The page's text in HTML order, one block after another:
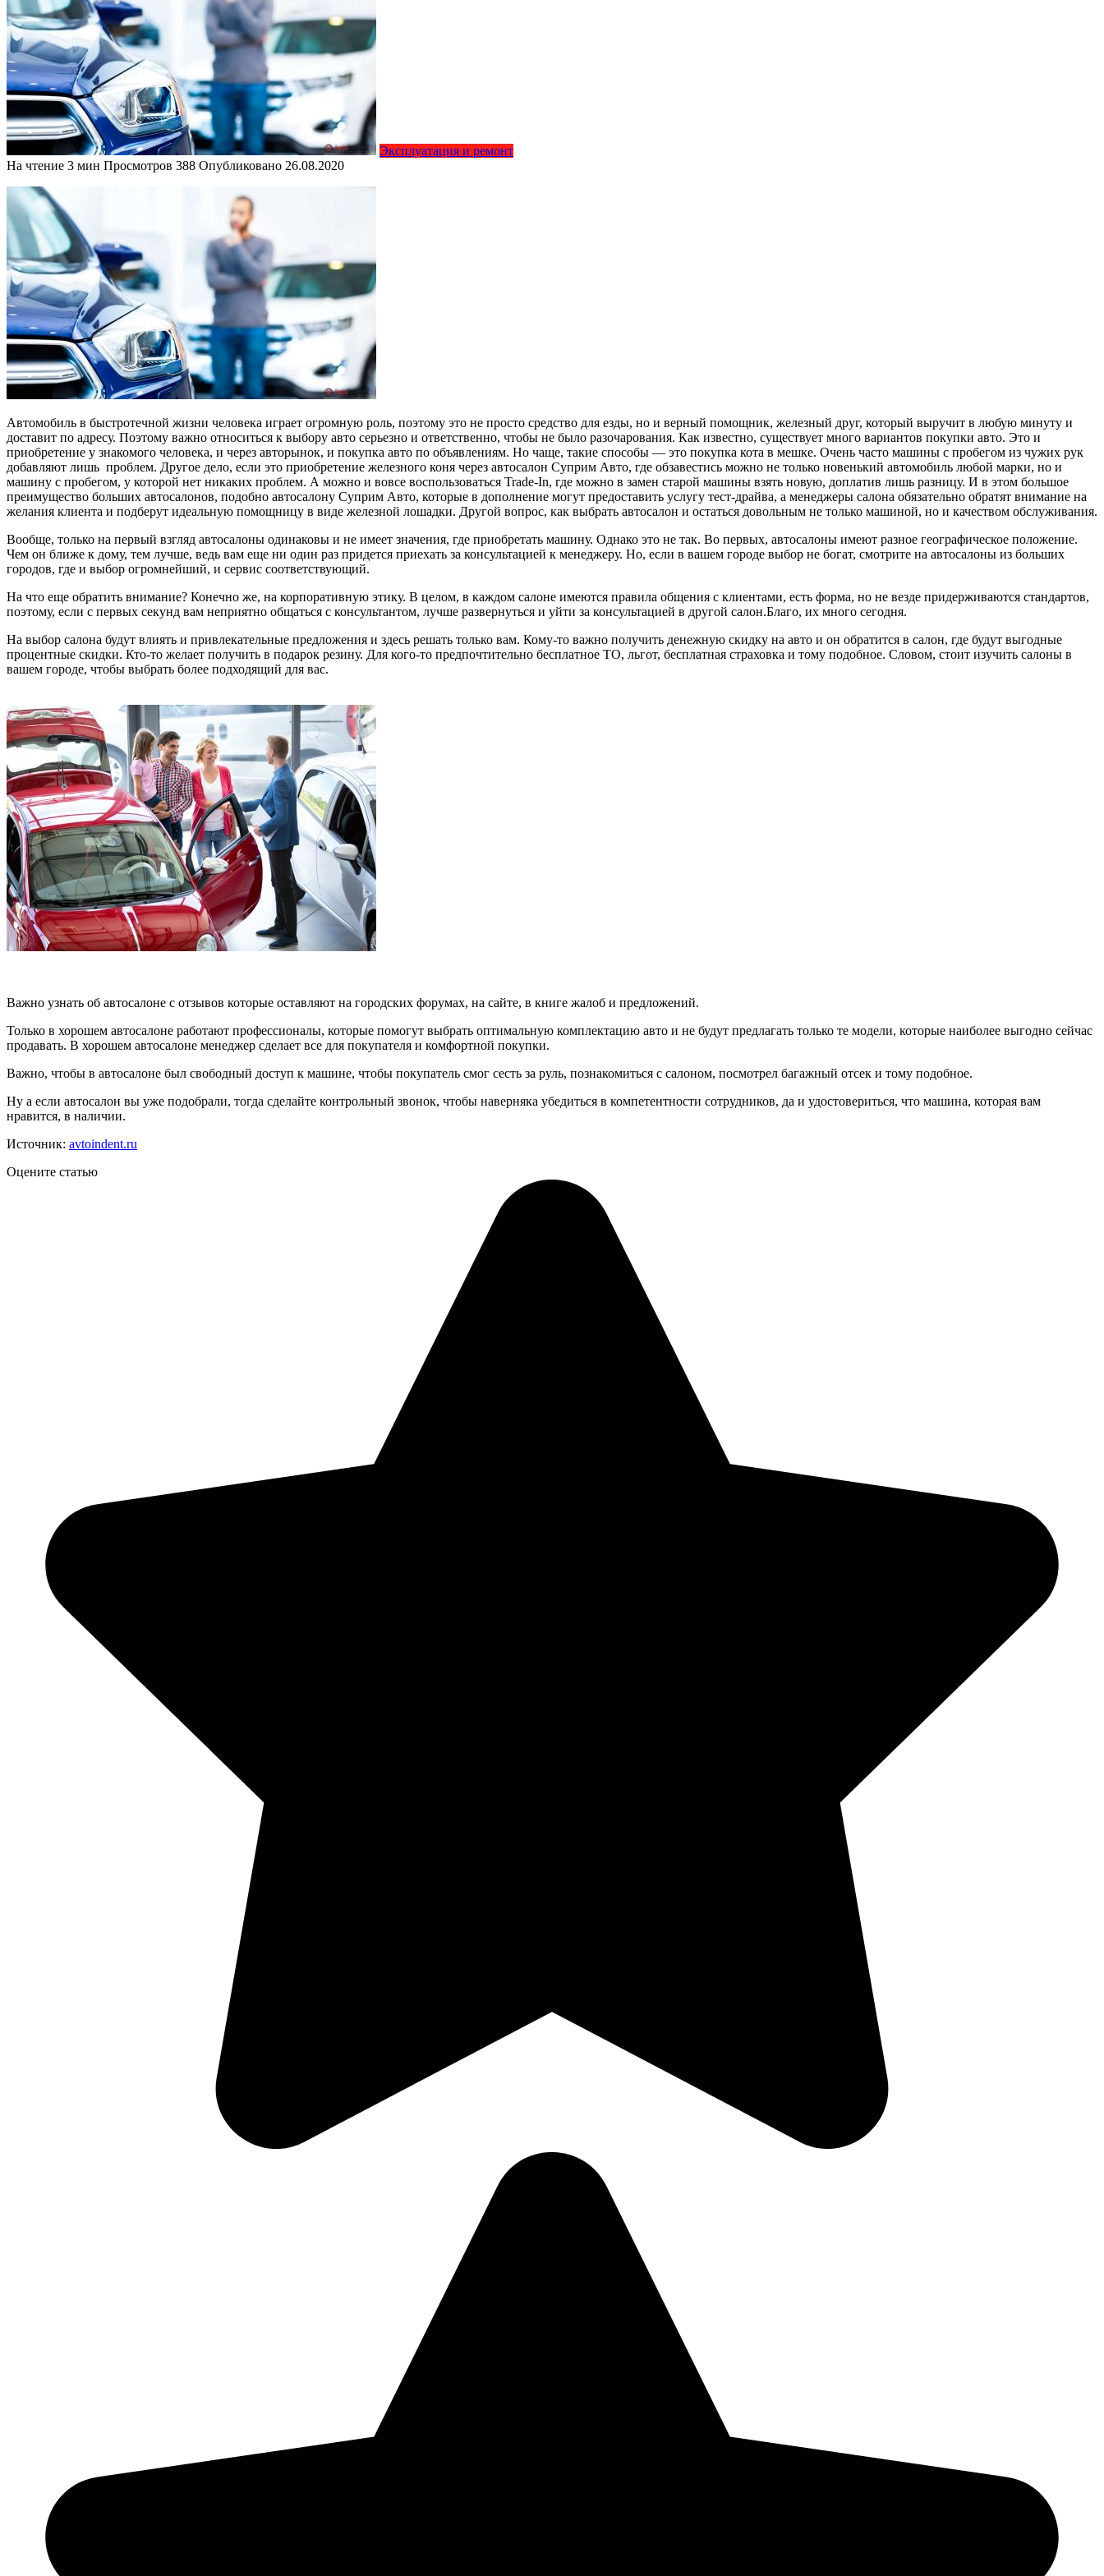
Эксплуатация и ремонт
На чтение 3 мин Просмотров 388 Опубликовано 26.08.2020
Автомобиль в быстротечной жизни человека играет огромную роль, поэтому это не просто средство для езды, но и верный помощник, железный друг, который выручит в любую минуту и
доставит по адресу. Поэтому важно относиться к выбору авто серьезно и ответственно, чтобы не было разочарования. Как известно, существует много вариантов покупки авто. Это и
приобретение у знакомого человека, и через авторынок, и покупка авто по объявлениям. Но чаще, такие способы — это покупка кота в мешке. Очень часто машины с пробегом из чужих рук
добавляют лишь проблем. Другое дело, если это приобретение железного коня через автосалон Суприм Авто, где обзавестись можно не только новенький автомобиль любой марки, но и
машину с пробегом, у которой нет никаких проблем. А можно и вовсе воспользоваться Trade-In, где можно в замен старой машины взять новую, доплатив лишь разницу. И в этом большое
преимущество больших автосалонов, подобно автосалону Суприм Авто, которые в дополнение могут предоставить услугу тест-драйва, а менеджеры салона обязательно обратят внимание на
желания клиента и подберут идеальную помощницу в виде железной лошадки. Другой вопрос, как выбрать автосалон и остаться довольным не только машиной, но и качеством обслуживания.
Вообще, только на первый взгляд автосалоны одинаковы и не имеет значения, где приобретать машину. Однако это не так. Во первых, автосалоны имеют разное географическое положение.
Чем он ближе к дому, тем лучше, ведь вам еще ни один раз придется приехать за консультацией к менеджеру. Но, если в вашем городе выбор не богат, смотрите на автосалоны из больших
городов, где и выбор огромнейший, и сервис соответствующий.
На что еще обратить внимание? Конечно же, на корпоративную этику. В целом, в каждом салоне имеются правила общения с клиентами, есть форма, но не везде придерживаются стандартов,
поэтому, если с первых секунд вам неприятно общаться с консультантом, лучше развернуться и уйти за консультацией в другой салон.Благо, их много сегодня.
На выбор салона будут влиять и привлекательные предложения и здесь решать только вам. Кому-то важно получить денежную скидку на авто и он обратится в салон, где будут выгодные
процентные скидки. Кто-то желает получить в подарок резину. Для кого-то предпочтительно бесплатное ТО, льгот, бесплатная страховка и тому подобное. Словом, стоит изучить салоны в
вашем городе, чтобы выбрать более подходящий для вас.
Важно узнать об автосалоне с отзывов которые оставляют на городских форумах, на сайте, в книге жалоб и предложений.
Только в хорошем автосалоне работают профессионалы, которые помогут выбрать оптимальную комплектацию авто и не будут предлагать только те модели, которые наиболее выгодно сейчас
продавать. В хорошем автосалоне менеджер сделает все для покупателя и комфортной покупки.
Важно, чтобы в автосалоне был свободный доступ к машине, чтобы покупатель смог сесть за руль, познакомиться с салоном, посмотрел багажный отсек и тому подобное.
Ну а если автосалон вы уже подобрали, тогда сделайте контрольный звонок, чтобы наверняка убедиться в компетентности сотрудников, да и удостовериться, что машина, которая вам
нравится, в наличии.
Источник: avtoindent.ru
Оцените статью